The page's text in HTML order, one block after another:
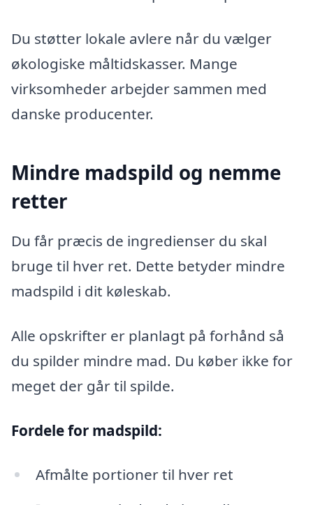
Du støtter lokale avlere når du vælger
økologiske måltidskasser. Mange
virksomheder arbejder sammen med
danske producenter.
Mindre madspild og nemme
retter
Du får præcis de ingredienser du skal
bruge til hver ret. Dette betyder mindre
madspild i dit køleskab.
Alle opskrifter er planlagt på forhånd så
du spilder mindre mad. Du køber ikke for
meget der går til spilde.
Fordele for madspild:
Afmålte portioner til hver ret